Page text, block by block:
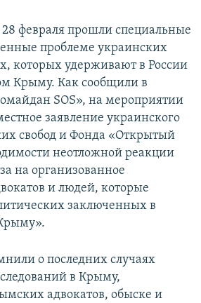
февраля прошли специальные
проблеме украинских
которых удерживают в России
Крыму. Как сообщили в
SOS», на мероприятии
заявление украинского
свобод и Фонда «Открытый
неотложной реакции
на организованное
и людей, которые
заключенных в
о последних случаях
в Крыму,
адвокатов, обыске и